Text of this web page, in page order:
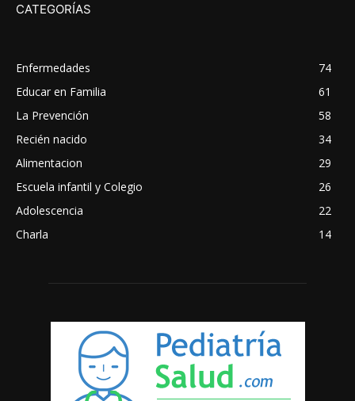
CATEGORÍAS
Enfermedades
74
Educar en Familia
61
La Prevención
58
Recién nacido
34
Alimentacion
29
Escuela infantil y Colegio
26
Adolescencia
22
Charla
14